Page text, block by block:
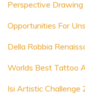
Perspective
Opportunities For
Della Robbia
Worlds Best Tattoo
Isi Artistic Challenge